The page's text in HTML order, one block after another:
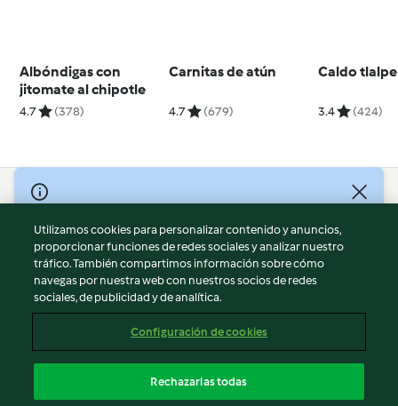
Albóndigas con
jitomate al chipotle
4.7 (378)
Carnitas de atún
4.7 (679)
Caldo
3.4 (424)
© Copyright 2026
Términos de uso
Política de privacidad
Aviso legal
Información legal
Reportar contenido
Declaración de accesibilidad
Utilizamos cookies para personalizar contenido y anuncios,
proporcionar funciones de redes sociales y analizar nuestro
tráfico. También compartimos información sobre cómo
navegas por nuestra web con nuestros socios de redes
sociales, de publicidad y de analítica.
Configuración de cookies
Rechazarlas todas